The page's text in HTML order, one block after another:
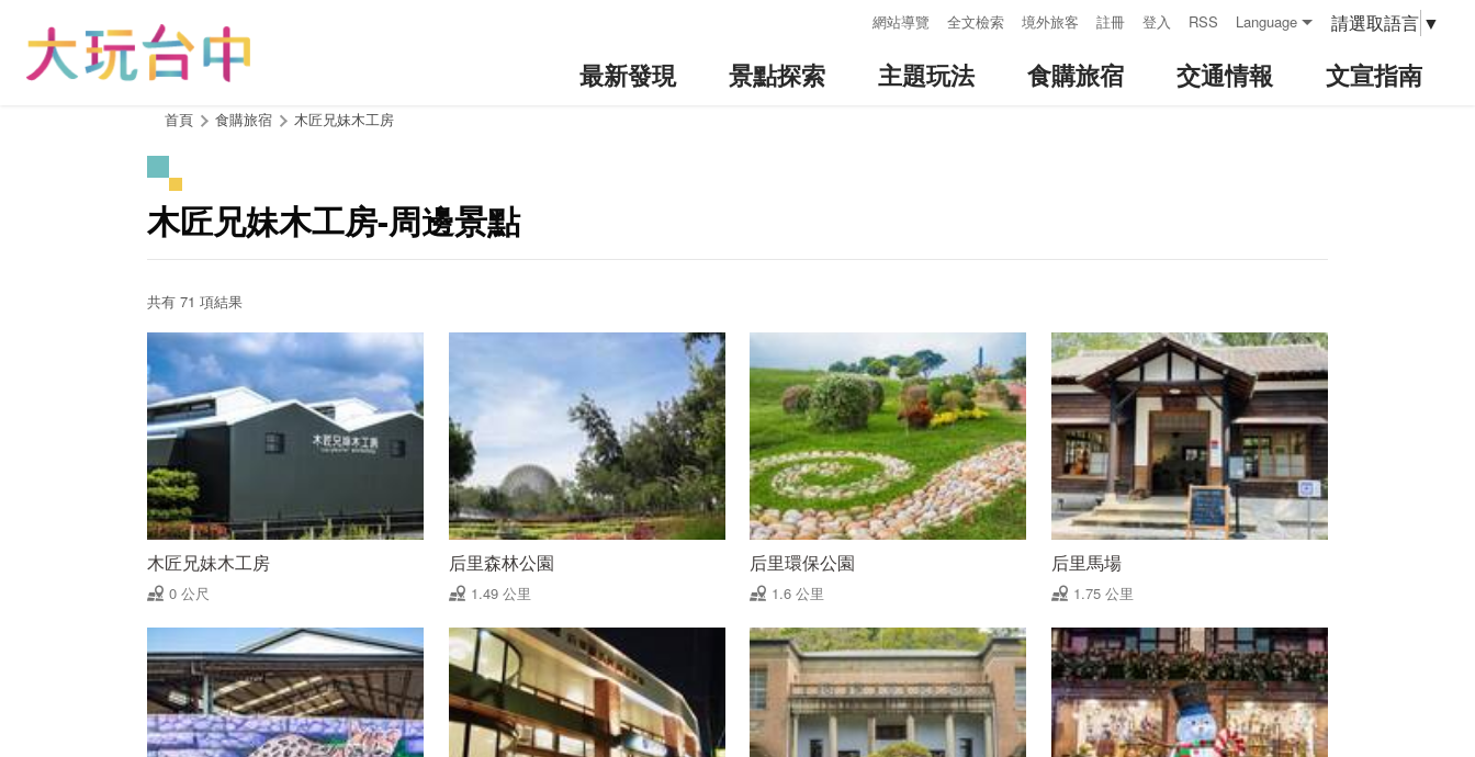
網站導覽 全文檢索 境外旅客 註冊 登入 RSS Language 請選取語言 ▼
最新發現 景點探索 主題玩法 食購旅宿 交通情報 文宣指南
首頁 食購旅宿 木匠兄妹木工房
木匠兄妹木工房-周邊景點
共有 71 項結果
木匠兄妹木工房
0 公尺
后里森林公園
1.49 公里
后里環保公園
1.6 公里
后里馬場
1.75 公里